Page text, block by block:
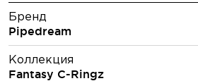
Бренд
Pipedream
Коллекция
Fantasy C-Ringz